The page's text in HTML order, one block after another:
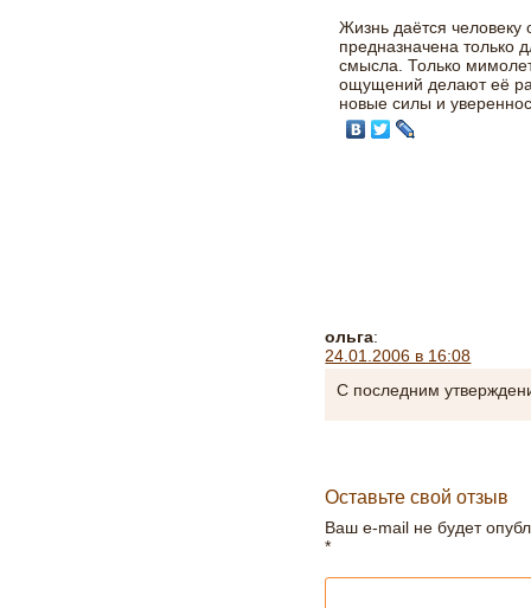
Жизнь даётся
предназначена только
смысла. Только
ощущений делают её
новые силы и
ольга:
24.01.2006 в 16:08
С последним
Оставьте свой отзыв
Ваш e-mail не будет
*